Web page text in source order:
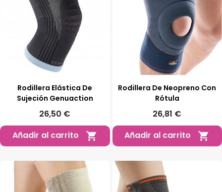
Rodillera Elástica De
Sujeción Genuaction
26,50 €
Añadir al carrito

Rodillera De Neopreno Con
Rótula
26,81 €
Añadir al carrito
